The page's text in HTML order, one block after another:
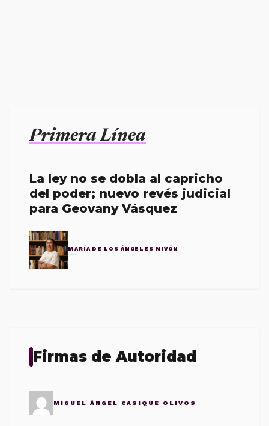
Primera Línea
La ley no se dobla al capricho
del poder; nuevo revés judicial
para Geovany Vásquez
MARÍA DE LOS ÁNGELES NIVÓN
Firmas de Autoridad
MIGUEL ÁNGEL CASIQUE OLIVOS